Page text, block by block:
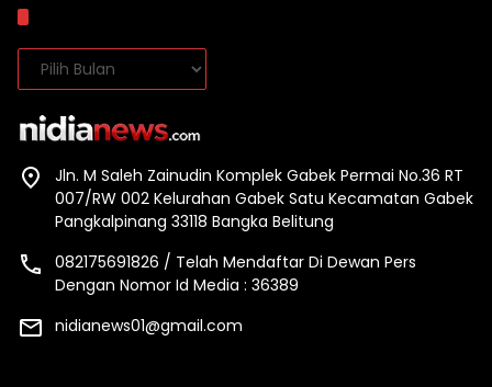
Arsip
Jln. M Saleh Zainudin Komplek Gabek Permai No.36 RT
007/RW 002 Kelurahan Gabek Satu Kecamatan Gabek
Pangkalpinang 33118 Bangka Belitung
082175691826 / Telah Mendaftar Di Dewan Pers
Dengan Nomor Id Media : 36389
nidianews01@gmail.com